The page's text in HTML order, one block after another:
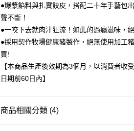
●爆漿餡料與扎實餃皮，搭配二十年手藝包
聲不斷！
●一咬下去就肉汁狂流！如此的過癮滋味，絕
●採用契作牧場健康豬製作，絕無使用加工
買!
【本商品生產後效期為3個月，以消費者收
日期前60日內】
商品相關分類 (4)